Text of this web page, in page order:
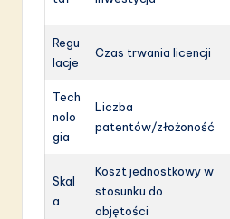
Regu
lacje
Czas trwania licencji
Tech
nolo
gia
Liczba
patentów/złożoność
Skal
a
Koszt jednostkowy w
stosunku do
objętości